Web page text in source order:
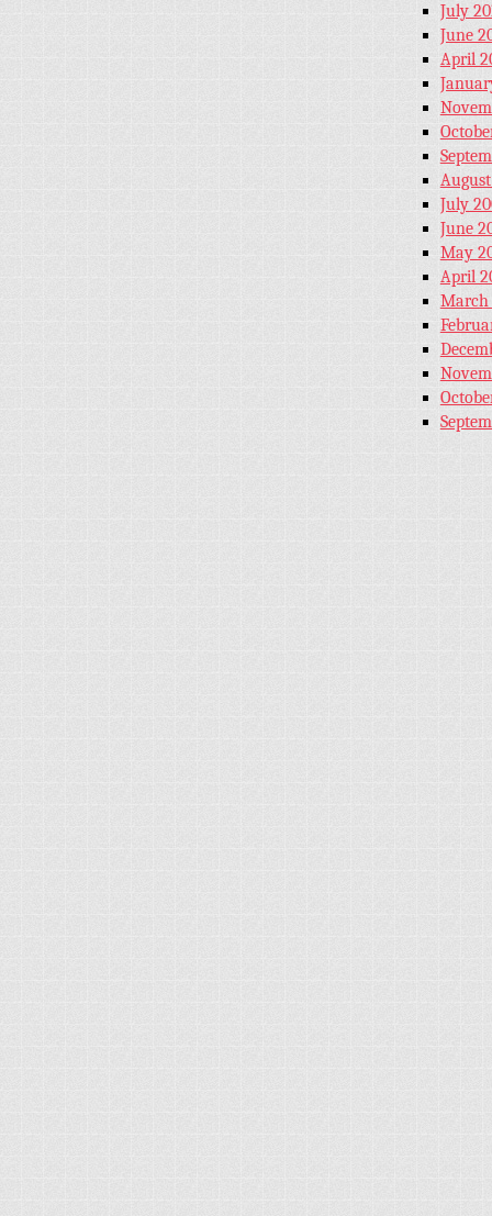
July
June
April
July
June
May
April
March